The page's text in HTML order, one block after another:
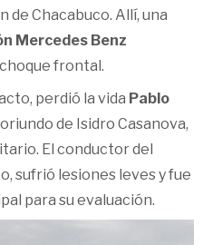
de Chacabuco. Allí, una
Mercedes Benz
frontal.
perdió la vida Pablo
de Isidro Casanova,
El conductor del
sufrió lesiones leves y fue
para su evaluación.